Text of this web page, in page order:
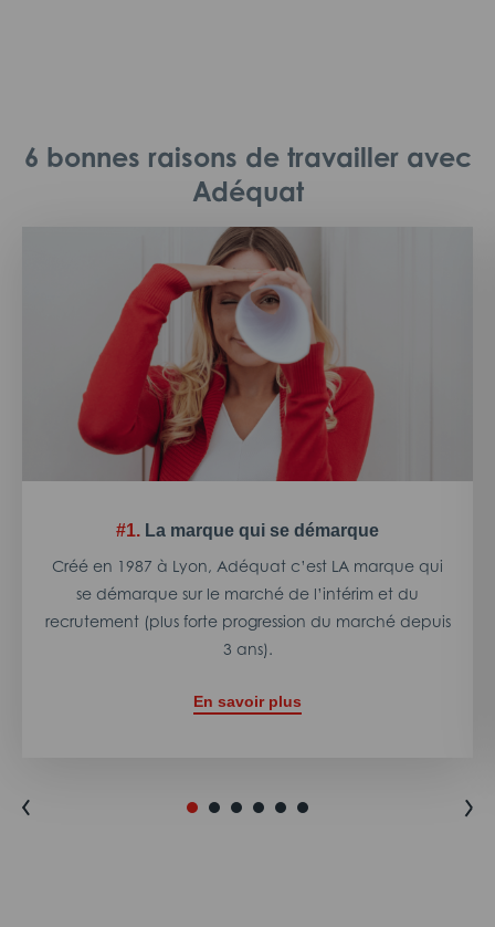
6 bonnes raisons de travailler avec
Adéquat
#1. La marque qui se démarque
Créé en 1987 à Lyon, Adéquat c’est LA marque qui
se démarque sur le marché de l’intérim et du
recrutement (plus forte progression du marché depuis
3 ans).
En savoir plus